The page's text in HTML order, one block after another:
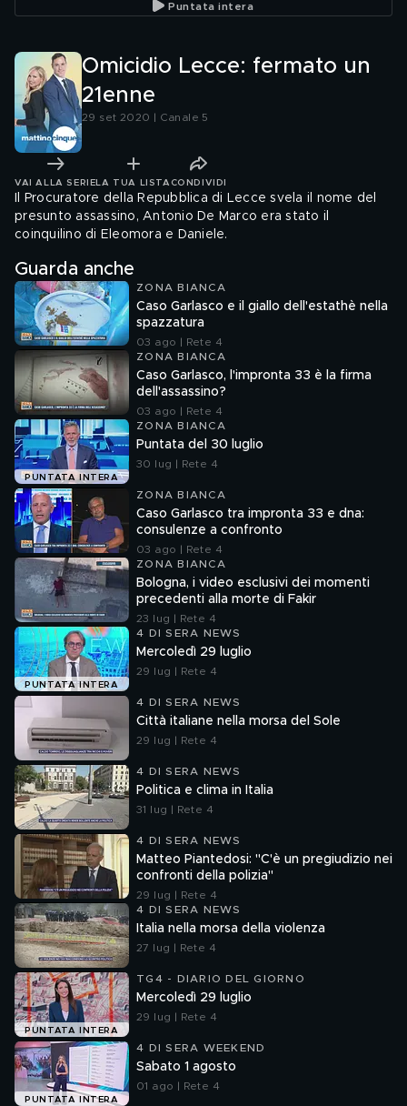
Puntata intera
Omicidio Lecce: fermato un
21enne
29 set 2020 | Canale 5
VAI ALLA SERIE LA TUA LISTA CONDIVIDI
Il Procuratore della Repubblica di Lecce svela il nome del
presunto assassino, Antonio De Marco era stato il
coinquilino di Eleomora e Daniele.
Guarda anche
ZONA BIANCA
Caso Garlasco e il giallo dell'estathè nella
spazzatura
03 ago | Rete 4
ZONA BIANCA
Caso Garlasco, l'impronta 33 è la firma
dell'assassino?
03 ago | Rete 4
PUNTATA INTERA
ZONA BIANCA
Puntata del 30 luglio
30 lug | Rete 4
ZONA BIANCA
Caso Garlasco tra impronta 33 e dna:
consulenze a confronto
03 ago | Rete 4
ZONA BIANCA
Bologna, i video esclusivi dei momenti
precedenti alla morte di Fakir
23 lug | Rete 4
PUNTATA INTERA
4 DI SERA NEWS
Mercoledì 29 luglio
29 lug | Rete 4
4 DI SERA NEWS
Città italiane nella morsa del Sole
29 lug | Rete 4
4 DI SERA NEWS
Politica e clima in Italia
31 lug | Rete 4
4 DI SERA NEWS
Matteo Piantedosi: "C'è un pregiudizio nei
confronti della polizia"
29 lug | Rete 4
4 DI SERA NEWS
Italia nella morsa della violenza
27 lug | Rete 4
PUNTATA INTERA
TG4 - DIARIO DEL GIORNO
Mercoledì 29 luglio
29 lug | Rete 4
PUNTATA INTERA
4 DI SERA WEEKEND
Sabato 1 agosto
01 ago | Rete 4